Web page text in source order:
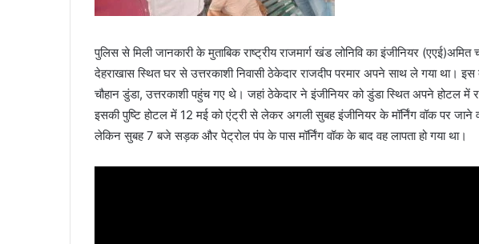
पुलिस से मिली जानकारी के मुताबिक राष्ट्रीय राजमार्ग खंड लोनिवि का इंजीनियर
देहराखास स्थित घर से उत्तरकाशी निवासी ठेकेदार राजदीप परमार अपने साथ ले गया था।
चौहान डुंडा, उत्तरकाशी पहुंच गए थे। जहां ठेकेदार ने इंजीनियर को डुंडा स्थित अपने होटल में
इसकी पुष्टि होटल में 12 मई को एंट्री से लेकर अगली सुबह इंजीनियर के मॉर्निंग वॉक पर
लेकिन सुबह 7 बजे सड़क और पेट्रोल पंप के पास मॉर्निंग वॉक के बाद वह लापता हो गया था।